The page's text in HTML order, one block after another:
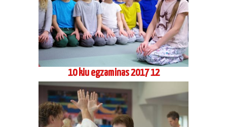
10 kiu egzaminas 2017 12